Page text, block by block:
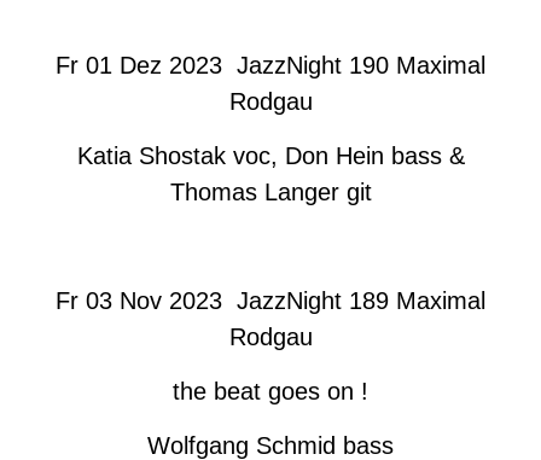
Fr 01 Dez 2023 JazzNight 190 Maximal
Rodgau
Katia Shostak voc, Don Hein bass &
Thomas Langer git
Fr 03 Nov 2023 JazzNight 189 Maximal
Rodgau
the beat goes on !
Wolfgang Schmid bass